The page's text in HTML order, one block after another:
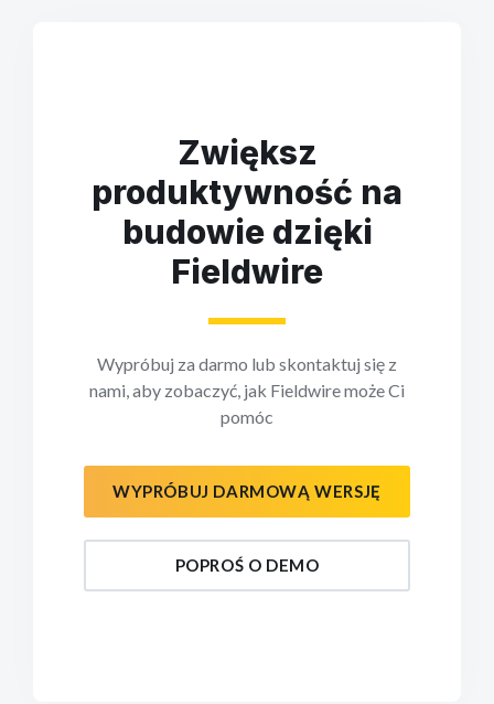
Zwiększ
produktywność na
budowie dzięki
Fieldwire
Wypróbuj za darmo lub skontaktuj się z
nami, aby zobaczyć, jak Fieldwire może Ci
pomóc
WYPRÓBUJ DARMOWĄ WERSJĘ
POPROŚ O DEMO